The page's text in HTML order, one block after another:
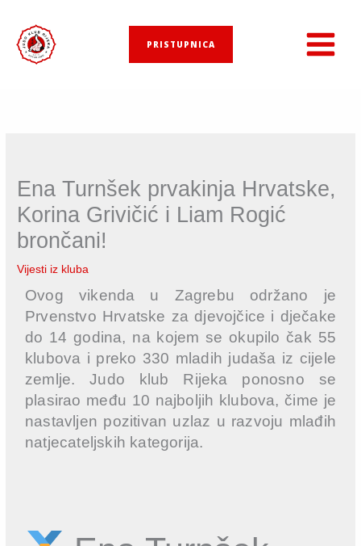
content
PRISTUPNICA
Ena Turnšek prvakinja Hrvatske,
Korina Grivičić i Liam Rogić
brončani!
Vijesti iz kluba
Ovog vikenda u Zagrebu održano je
Prvenstvo Hrvatske za djevojčice i dječake
do 14 godina, na kojem se okupilo čak 55
klubova i preko 330 mladih judaša iz cijele
zemlje. Judo klub Rijeka ponosno se
plasirao među 10 najboljih klubova, čime je
nastavljen pozitivan uzlaz u razvoju mlađih
natjecateljskih kategorija.